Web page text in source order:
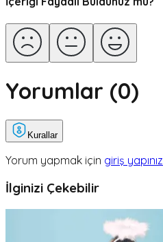
Yorumlar (0)
Kurallar
Yorum yapmak için giriş yapınız
İlginizi Çekebilir